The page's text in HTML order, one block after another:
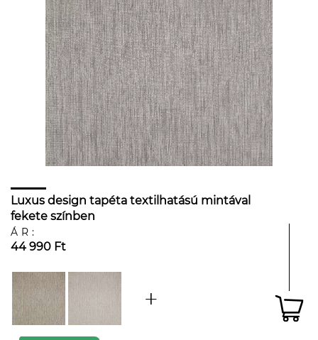
Luxus design tapéta textilhatású mintával
fekete színben
ÁR:
44 990 Ft